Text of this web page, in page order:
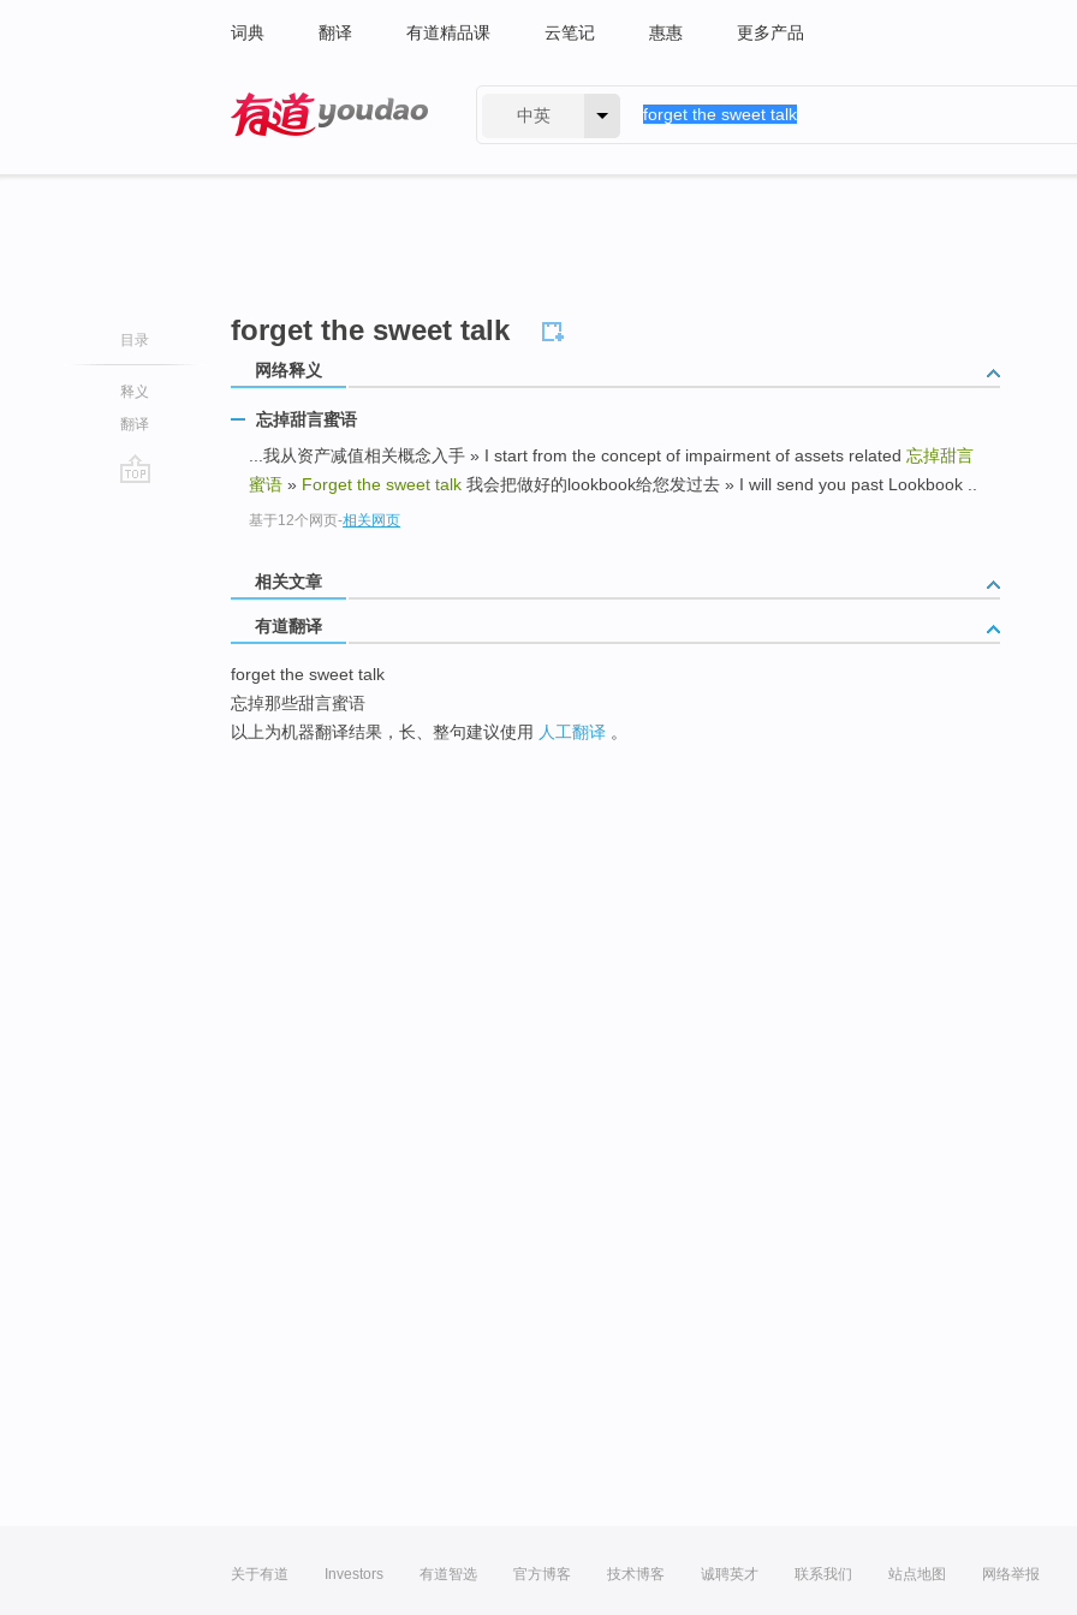
词典 翻译 有道精品课 云笔记 惠惠 更多产品
中英
目录
释义
翻译
forget the sweet talk
网络释义
忘掉甜言蜜语
...我从资产减值相关概念入手 » I start from the concept of impairment of assets related 忘掉甜言
蜜语 » Forget the sweet talk 我会把做好的lookbook给您发过去 » I will send you past Lookbook ..
基于12个网页-相关网页
相关文章
有道翻译
forget the sweet talk
忘掉那些甜言蜜语
以上为机器翻译结果，长、整句建议使用 人工翻译 。
关于有道 Investors 有道智选 官方博客 技术博客 诚聘英才 联系我们 站点地图 网络举报